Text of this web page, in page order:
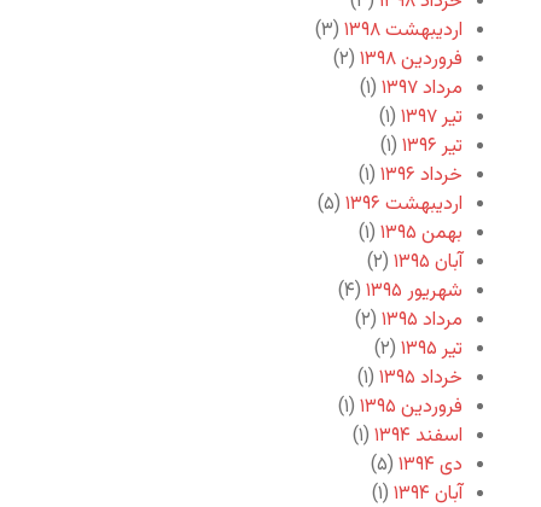
اردیبهشت ۱۳۹۸
(۳)
فروردین ۱۳۹۸
(۲)
مرداد ۱۳۹۷
(۱)
تیر ۱۳۹۷
(۱)
تیر ۱۳۹۶
(۱)
خرداد ۱۳۹۶
(۱)
اردیبهشت ۱۳۹۶
(۵)
بهمن ۱۳۹۵
(۱)
آبان ۱۳۹۵
(۲)
شهریور ۱۳۹۵
(۴)
مرداد ۱۳۹۵
(۲)
تیر ۱۳۹۵
(۲)
خرداد ۱۳۹۵
(۱)
فروردین ۱۳۹۵
(۱)
اسفند ۱۳۹۴
(۱)
دی ۱۳۹۴
(۵)
آبان ۱۳۹۴
(۱)